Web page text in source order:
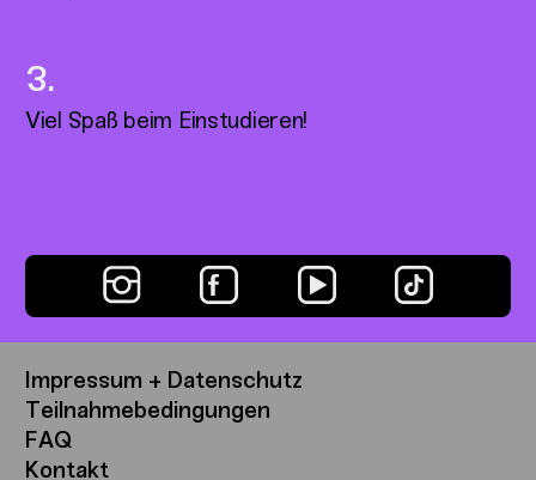
Viel Spaß beim Einstudieren!
Impressum + Datenschutz
Teilnahmebedingungen
FAQ
Kontakt